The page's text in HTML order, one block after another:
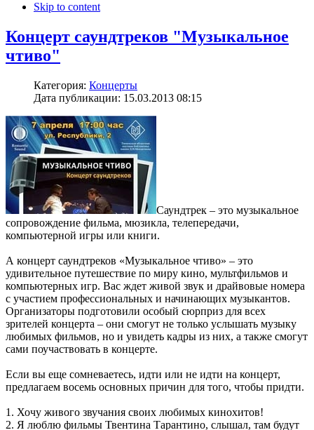
Skip to content
Концерт саундтреков "Музыкальное
чтиво"
Категория: Концерты
Дата публикации: 15.03.2013 08:15
Саундтрек – это музыкальное
сопровождение фильма, мюзикла, телепередачи,
компьютерной игры или книги.
А концерт саундтреков «Музыкальное чтиво» – это
удивительное путешествие по миру кино, мультфильмов и
компьютерных игр. Вас ждет живой звук и драйвовые номера
с участием профессиональных и начинающих музыкантов.
Организаторы подготовили особый сюрприз для всех
зрителей концерта – они смогут не только услышать музыку
любимых фильмов, но и увидеть кадры из них, а также смогут
сами поучаствовать в концерте.
Если вы еще сомневаетесь, идти или не идти на концерт,
предлагаем восемь основных причин для того, чтобы придти.
1. Хочу живого звучания своих любимых кинохитов!
2. Я люблю фильмы Твентина Тарантино, слышал, там будут